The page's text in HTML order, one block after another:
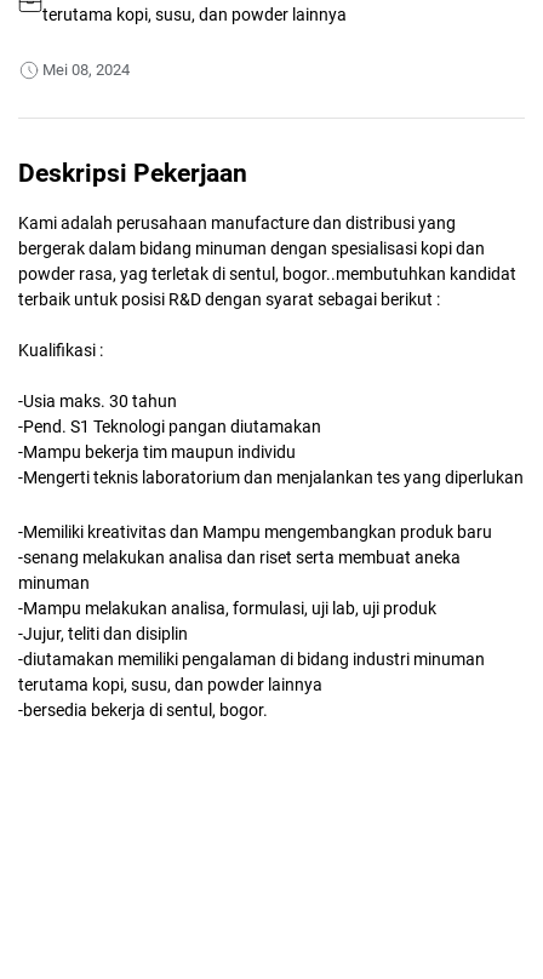
terutama kopi, susu, dan powder lainnya
Mei 08, 2024
Deskripsi Pekerjaan
Kami adalah perusahaan manufacture dan distribusi yang
bergerak dalam bidang minuman dengan spesialisasi kopi dan
powder rasa, yag terletak di sentul, bogor..membutuhkan kandidat
terbaik untuk posisi R&D dengan syarat sebagai berikut :
Kualifikasi :
-Usia maks. 30 tahun
-Pend. S1 Teknologi pangan diutamakan
-Mampu bekerja tim maupun individu
-Mengerti teknis laboratorium dan menjalankan tes yang diperlukan
-Memiliki kreativitas dan Mampu mengembangkan produk baru
-senang melakukan analisa dan riset serta membuat aneka
minuman
-Mampu melakukan analisa, formulasi, uji lab, uji produk
-Jujur, teliti dan disiplin
-diutamakan memiliki pengalaman di bidang industri minuman
terutama kopi, susu, dan powder lainnya
-bersedia bekerja di sentul, bogor.